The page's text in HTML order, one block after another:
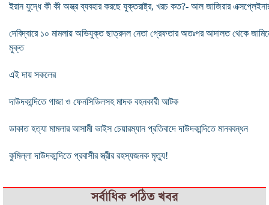
ইরান যুদ্ধে কী কী অস্ত্র ব্যবহার করছে যুক্তরাষ্ট্র, খরচ কত?- আল জাজিরার
দেবিদ্বারে ১০ মামলায় অভিযুক্ত ছাত্রদল নেতা গ্রেফতার অতঃপর আদালত থেকে
মুক্ত
এই দায় সকলের
দাউদকান্দিতে গাজা ও ফেনসিডিলসহ মাদক বহনকারী আটক
ডাকাত হত্যা মামলার আসামী ভাইস চেয়ারম্যান প্রতিবাদে দাউদকান্দিতে মানববন্ধন
কুমিল্লা দাউদকান্দিতে প্রবাসীর স্ত্রীর রহস্যজনক মৃত্যু!
সর্বাধিক পঠিত খবর